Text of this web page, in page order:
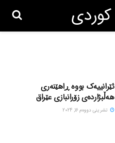
ئێرانییەک بووە ڕاهێنەری
هەڵبژاردەی زۆرانبازی عێراق
تشرینی دووه‌م 16, 2024